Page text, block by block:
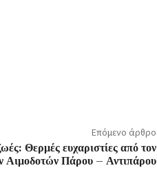
Επόμενο άρθρο
Θερμές ευχαριστίες από τον
Αιμοδοτών Πάρου – Αντιπάρου